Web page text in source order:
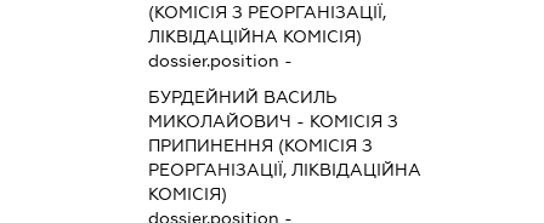
(КОМІСІЯ З РЕОРГАНІЗАЦІЇ,
ЛІКВІДАЦІЙНА КОМІСІЯ)
dossier.position -
БУРДЕЙНИЙ ВАСИЛЬ
МИКОЛАЙОВИЧ - КОМІСІЯ З
ПРИПИНЕННЯ (КОМІСІЯ З
РЕОРГАНІЗАЦІЇ, ЛІКВІДАЦІЙНА
КОМІСІЯ)
dossier.position -